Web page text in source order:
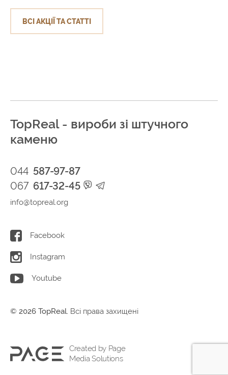
ВСІ АКЦІЇ ТА СТАТТІ
TopReal - вироби зі штучного
каменю
044 587-97-87
067 617-32-45
info@topreal.org
Facebook
Instagram
Youtube
© 2026 TopReal. Всі права захищені
Created by Page
Media Solutions